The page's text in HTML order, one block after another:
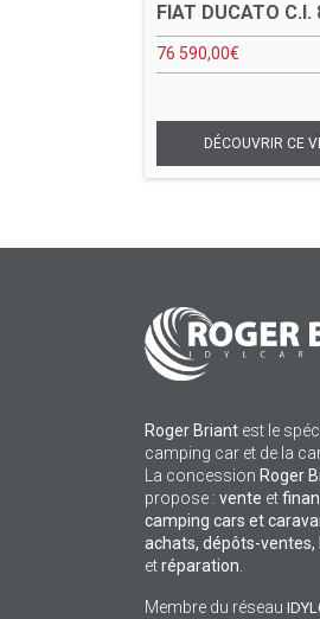
FIAT DUCATO C.I.
76 590,00€
Roger Briant est le
camping car et de la
La concession Roger
propose : vente et
camping cars et
achats, dépôts-ventes,
etréparation
Membre du réseau